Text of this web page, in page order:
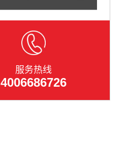
服务热线
4006686726